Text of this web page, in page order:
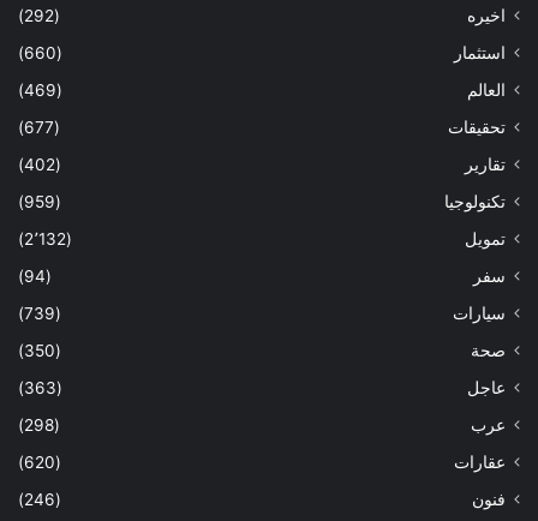
اخيره
(292)
استثمار
(660)
العالم
(469)
تحقيقات
(677)
تقارير
(402)
تكنولوجيا
(959)
تمويل
(2٬132)
سفر
(94)
سيارات
(739)
صحة
(350)
عاجل
(363)
عرب
(298)
عقارات
(620)
فنون
(246)